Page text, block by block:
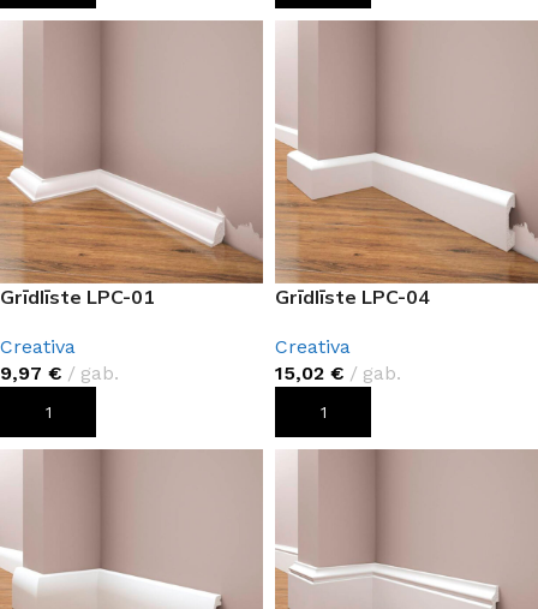
Grīdlīste LPC-01
Creativa
9,97 € gab.
PIEVIENOT GROZAM
Grīdlīste LPC-04
Creativa
15,02 € gab.
PIEVIENOT GROZAM